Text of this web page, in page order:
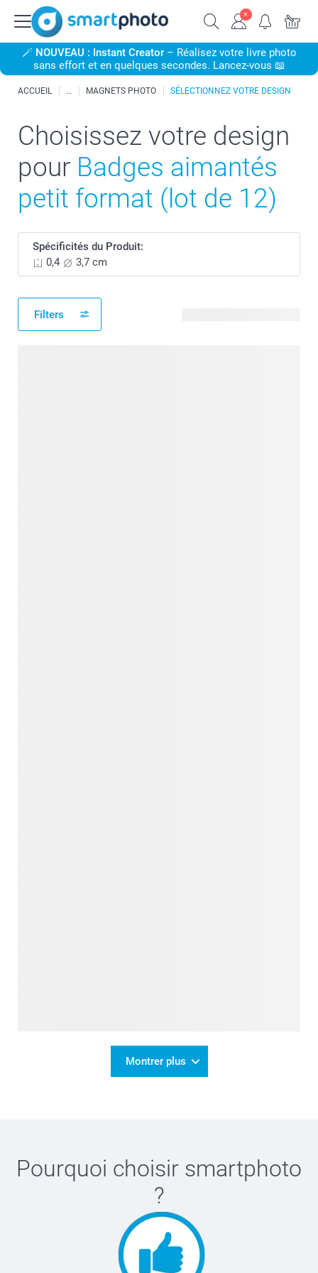
🪄 NOUVEAU : Instant Creator– Réalisez votre livre photo
sans effort et en quelques secondes. Lancez-vous 📖
ACCUEIL MAGNETS PHOTO SÉLECTIONNEZ VOTRE DESIGN
Choisissez votre design
pour Badges aimantés
petit format (lot de 12)
Spécificités du Produit:
0,4
3,7 cm
Filters
Montrer plus
Pourquoi choisir smartphoto
?